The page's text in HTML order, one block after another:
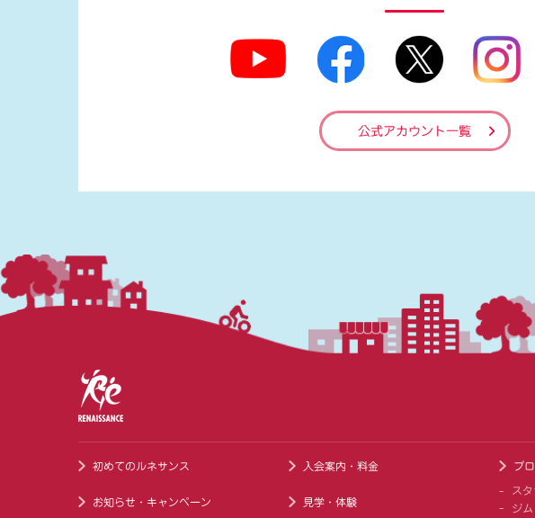
公式アカウント一覧
初めてのルネサンス
お知らせ・キャンペーン
入会案内・料金
見学・体験
プ
ス
ジム